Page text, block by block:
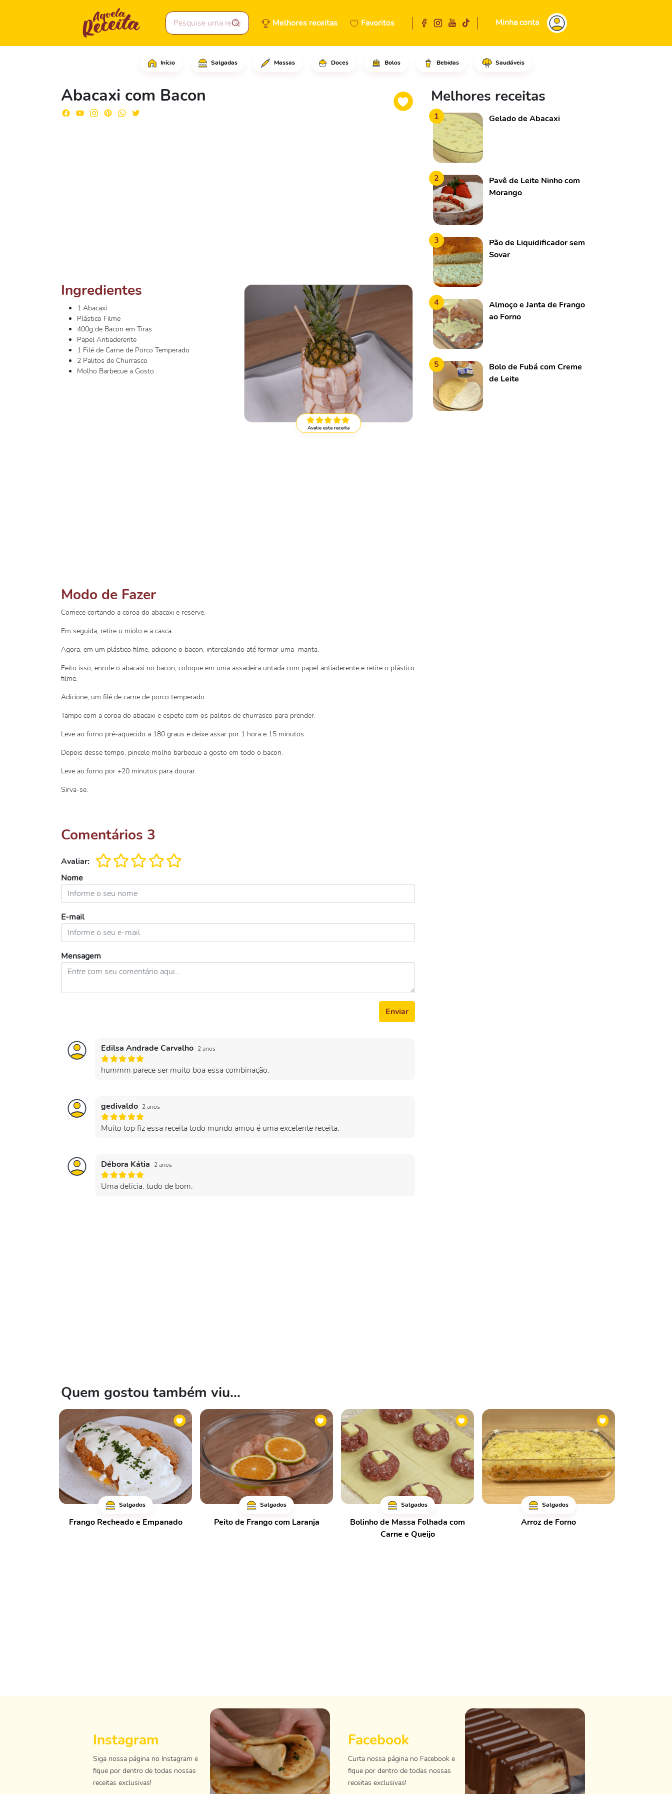
Melhores receitas Favoritos Minha conta
Início Salgadas Massas Doces Bolos Bebidas Saudáveis
Abacaxi com Bacon
Comece cortando a coroa do abacaxi e reserve.Em seguida, retire o miolo e a
Avalie esta receita
Ingredientes
1 Abacaxi
Plástico Filme
400g de Bacon em Tiras
Papel Antiaderente
1 Filé de Carne de Porco Temperado
2 Palitos de Churrasco
Molho Barbecue a Gosto
Modo de Fazer
Comece cortando a coroa do abacaxi e reserve.
Em seguida, retire o miolo e a casca.
Agora, em um plástico filme, adicione o bacon, intercalando até formar uma manta.
Feito isso, enrole o abacaxi no bacon, coloque em uma assadeira untada com papel antiaderente e retire o plástico
filme.
Adicione, um filé de carne de porco temperado.
Tampe com a coroa do abacaxi e espete com os palitos de churrasco para prender.
Leve ao forno pré-aquecido a 180 graus e deixe assar por 1 hora e 15 minutos.
Depois desse tempo, pincele molho barbecue a gosto em todo o bacon.
Leve ao forno por +20 minutos para dourar.
Sirva-se.
Comentários 3
Avaliar:
Nome
E-mail
Mensagem
Enviar
Edilsa Andrade Carvalho 2 anos
hummm parece ser muito boa essa combinação.
gedivaldo 2 anos
Muito top fiz essa receita todo mundo amou é uma excelente receita.
Débora Kátia 2 anos
Uma delicia. tudo de bom.
Melhores receitas
1 Gelado de Abacaxi
2
Pavê de Leite Ninho com
Morango
3
Pão de Liquidificador sem
Sovar
4
Almoço e Janta de Frango
ao Forno
5
Bolo de Fubá com Creme
de Leite
Quem gostou também viu...
Salgados
Frango Recheado e Empanado
Salgados
Peito de Frango com Laranja
Salgados
Bolinho de Massa Folhada com
Carne e Queijo
Salgados
Arroz de Forno
Instagram
Siga nossa página no Instagram e
fique por dentro de todas nossas
receitas exclusivas!
Facebook
Curta nossa página no Facebook e
fique por dentro de todas nossas
receitas exclusivas!